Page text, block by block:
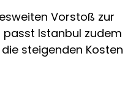
Vorstoß zur
Istanbul zudem
steigenden Kosten